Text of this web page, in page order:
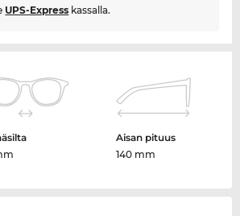
UPS-Express kassalla.
Aisan pituus
140 mm